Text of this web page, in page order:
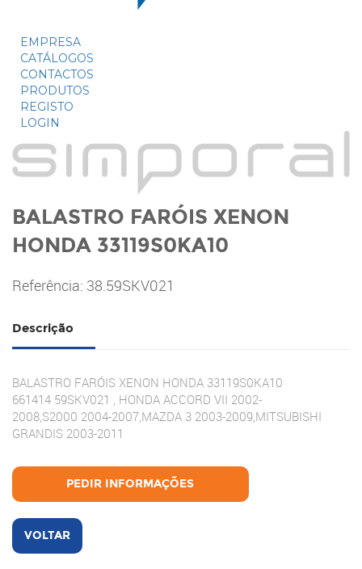
EMPRESA
CATÁLOGOS
CONTACTOS
PRODUTOS
REGISTO
LOGIN
BALASTRO FARÓIS XENON
HONDA 33119S0KA10
Referência: 38.59SKV021
Descrição
BALASTRO FARÓIS XENON HONDA 33119S0KA10
661414 59SKV021 , HONDA ACCORD VII 2002-
2008,S2000 2004-2007,MAZDA 3 2003-2009,MITSUBISHI
GRANDIS 2003-2011
PEDIR INFORMAÇÕES
VOLTAR